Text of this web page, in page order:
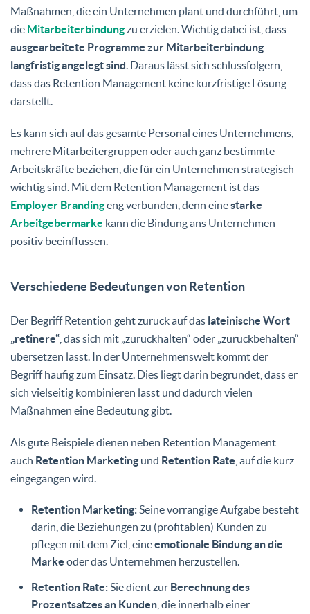
Maßnahmen, die ein Unternehmen plant und durchführt, um
die Mitarbeiterbindungzu erzielen. Wichtig dabei ist, dass
ausgearbeitete Programme zur Mitarbeiterbindung
langfristig angelegt sind. Daraus lässt sich schlussfolgern,
dass das Retention Management keine kurzfristige Lösung
darstellt.
Es kann sich auf das gesamte Personal eines Unternehmens,
mehrere Mitarbeitergruppen oder auch ganz bestimmte
Arbeitskräfte beziehen, die für ein Unternehmen strategisch
wichtig sind. Mit dem Retention Management ist das
Employer Brandingeng verbunden, denn einestarke
Arbeitgebermarke kann die Bindung ans Unternehmen
positiv beeinflussen.
Verschiedene Bedeutungen von Retention
Der Begriff Retention geht zurück auf das lateinische Wort
„retinere“ , das sich mit „zurückhalten“ oder „zurückbehalten“
übersetzen lässt. In der Unternehmenswelt kommt der
Begriff häufig zum Einsatz. Dies liegt darin begründet, dass er
sich vielseitig kombinieren lässt und dadurch vielen
Maßnahmen eine Bedeutung gibt.
Als gute Beispiele dienen neben Retention Management
auch Retention Marketing und Retention Rate , auf die kurz
eingegangen wird.
Retention Marketing:Seine vorrangige Aufgabe besteht
darin, die Beziehungen zu (profitablen) Kunden zu
pflegen mit dem Ziel, eineemotionale Bindung an die
Marke oder das Unternehmen herzustellen.
Retention Rate:Sie dient zur Berechnung des
Prozentsatzes an Kunden , die innerhalb einer